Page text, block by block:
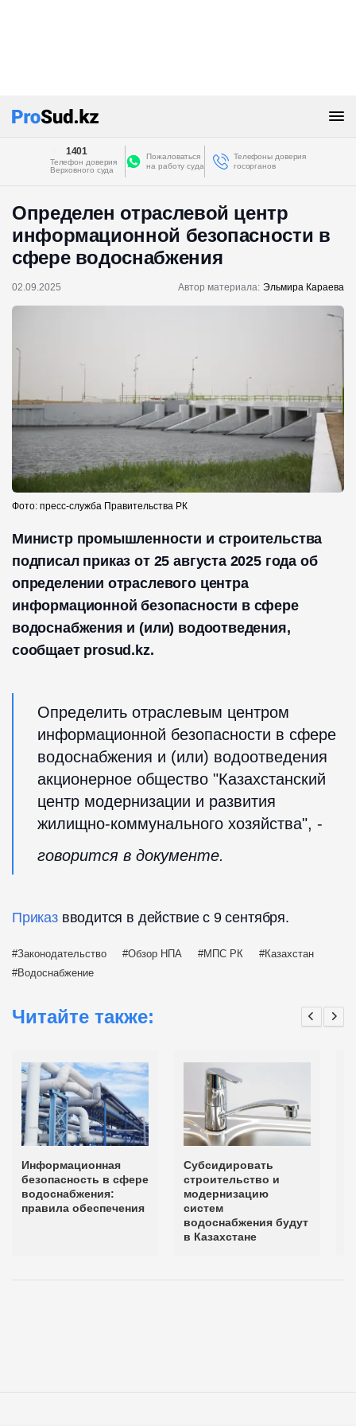
1401
Телефон доверия
Верховного суда
Пожаловаться
на работу суда
Телефоны доверия
госорганов
Определен отраслевой центр
информационной безопасности в
сфере водоснабжения
02.09.2025 Автор материала: Эльмира Караева
Фото: пресс-служба Правительства РК
Министр промышленности и строительства
подписал приказ от 25 августа 2025 года об
определении отраслевого центра
информационной безопасности в сфере
водоснабжения и (или) водоотведения,
сообщает prosud.kz.
Определить отраслевым центром
информационной безопасности в сфере
водоснабжения и (или) водоотведения
акционерное общество "Казахстанский
центр модернизации и развития
жилищно-коммунального хозяйства", -
говорится в документе.
Приказвводится в действие с 9 сентября.
Законодательство Обзор НПА МПС РК
Казахстан
Водоснабжение
Читайте также:
Информационная
безопасность в сфере
водоснабжения:
правила обеспечения
Субсидировать
строительство и
модернизацию
систем
водоснабжения будут
в Казахстане